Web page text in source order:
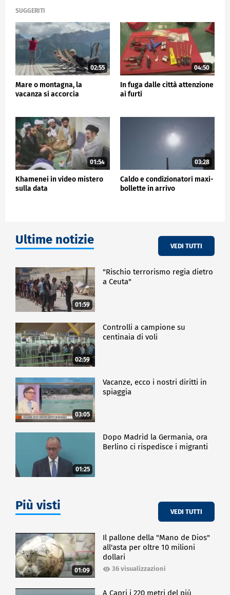
SUGGERITI
02:55
Mare o montagna, la
vacanza si accorcia
04:50
In fuga dalle città attenzione
ai furti
01:54
Khamenei in video mistero
sulla data
03:28
Caldo e condizionatori maxi-
bollette in arrivo
Ultime notizie VEDI TUTTI
01:59
"Rischio terrorismo regia dietro
a Ceuta"
02:59
Controlli a campione su
centinaia di voli
03:05
Vacanze, ecco i nostri diritti in
spiaggia
01:25
Dopo Madrid la Germania, ora
Berlino ci rispedisce i migranti
Più visti VEDI TUTTI
01:09
Il pallone della "Mano de Dios"
all'asta per oltre 10 milioni
dollari
36 visualizzazioni
A Capri i 220 metri del più